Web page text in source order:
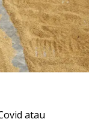
atau